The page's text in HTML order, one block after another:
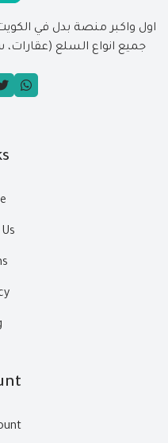
اول واكبر منصة بدل في
جميع انواع السلع (عقارات،